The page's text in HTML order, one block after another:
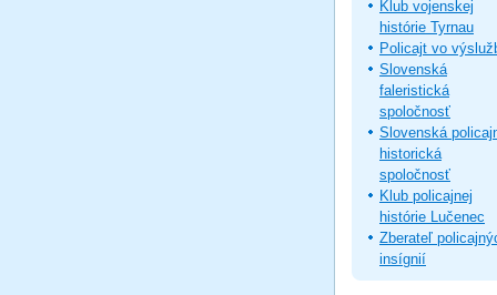
Klub vojenskej
histórie Tyrnau
Policajt vo
Slovenská
faleristická
spoločnosť
Slovenská
historická
spoločnosť
Klub policajnej
histórie Lučenec
Zberateľ
insígnií